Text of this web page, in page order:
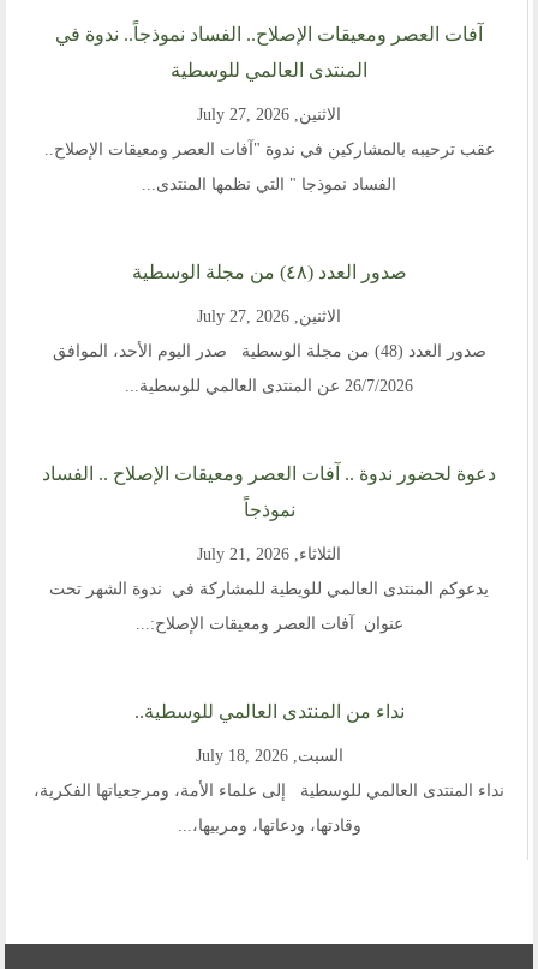
آفات العصر ومعيقات الإصلاح.. الفساد نموذجاً.. ندوة في
المنتدى العالمي للوسطية
الاثنين, July 27, 2026
عقب ترحيبه بالمشاركين في ندوة "آفات العصر ومعيقات الإصلاح..
الفساد نموذجا " التي نظمها المنتدى...
صدور العدد (٤٨) من مجلة الوسطية
الاثنين, July 27, 2026
صدور العدد (48) من مجلة الوسطية صدر اليوم الأحد، الموافق
26/7/2026 عن المنتدى العالمي للوسطية...
دعوة لحضور ندوة .. آفات العصر ومعيقات الإصلاح .. الفساد
نموذجاً
الثلاثاء, July 21, 2026
يدعوكم المنتدى العالمي للويطية للمشاركة في ندوة الشهر تحت
عنوان آفات العصر ومعيقات الإصلاح:...
نداء من المنتدى العالمي للوسطية..
السبت, July 18, 2026
نداء المنتدى العالمي للوسطية إلى علماء الأمة، ومرجعياتها الفكرية،
وقادتها، ودعاتها، ومربيها،...